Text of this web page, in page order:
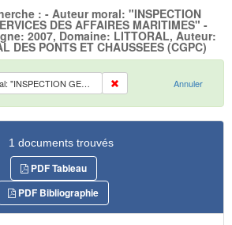
: - Auteur moral: "INSPECTION
DES AFFAIRES MARITIMES" -
2007, Domaine: LITTORAL, Auteur:
DES PONTS ET CHAUSSEES (CGPC)
Auteur moral: "INSPECTION GENERALE DES SERVICES DES AFFAIRES MARITIMES" Annuler
1 documents trouvés
PDF Tableau
PDF Bibliographie